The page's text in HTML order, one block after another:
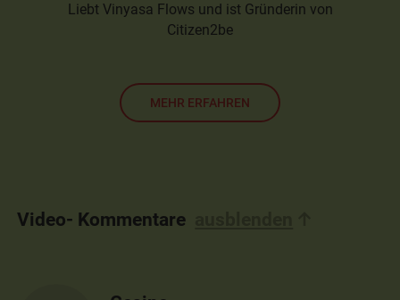
Liebt Vinyasa Flows und ist Gründerin von
Citizen2be
MEHR ERFAHREN
Video- Kommentare